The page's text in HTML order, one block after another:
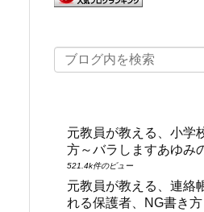
元教員が教える、小学
方～バラしますあゆみ
521.4k件のビュー
元教員が教える、連絡
れる保護者、NG書き